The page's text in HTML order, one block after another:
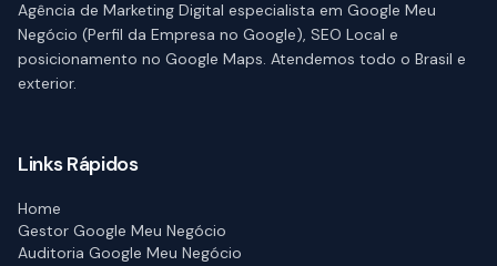
Agência de Marketing Digital especialista em Google Meu
Negócio (Perfil da Empresa no Google), SEO Local e
posicionamento no Google Maps. Atendemos todo o Brasil e
exterior.
Links Rápidos
Home
Gestor Google Meu Negócio
Auditoria Google Meu Negócio